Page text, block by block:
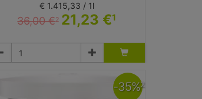
€ 1.415,33 / 1l
36,00 €2 21,23 €1
Gel
Dr. Grandel GmbH
-35%2